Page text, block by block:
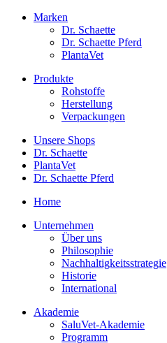
Marken
Dr. Schaette
Dr. Schaette Pferd
PlantaVet
Produkte
Rohstoffe
Herstellung
Verpackungen
Unsere Shops
Dr. Schaette
PlantaVet
Dr. Schaette Pferd
Home
Unternehmen
Über uns
Philosophie
Nachhaltigkeitsstrategie
Historie
International
Akademie
SaluVet-Akademie
Programm